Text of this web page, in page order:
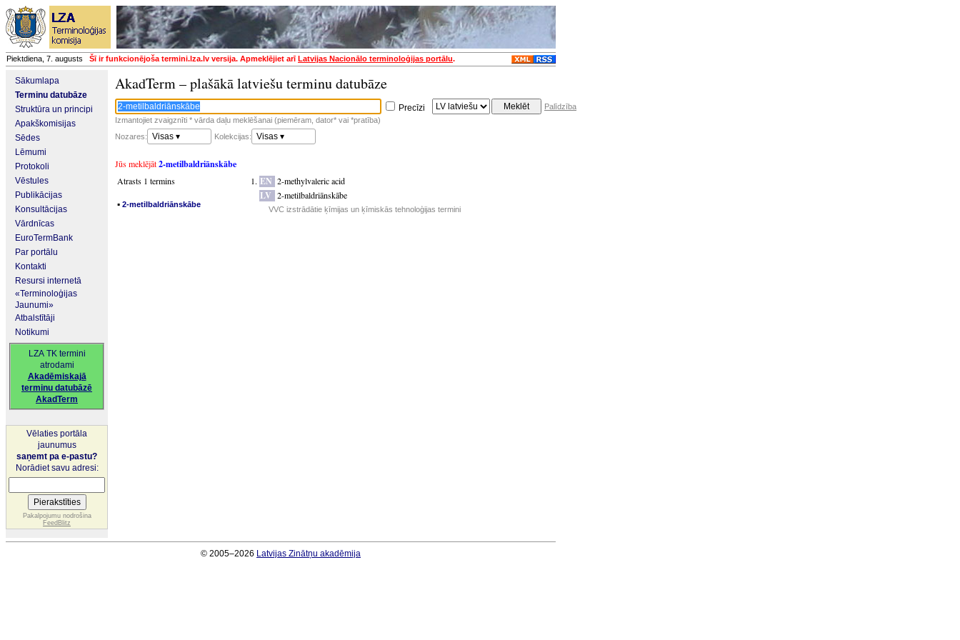
Piektdiena, 7. augusts Šī ir funkcionējoša termini.lza.lv versija. Apmeklējiet arīLatvijas Nacionālo terminoloģijas portālu.
Sākumlapa
Terminu datubāze
Struktūra un principi
Apakškomisijas
Sēdes
Lēmumi
Protokoli
Vēstules
Publikācijas
Konsultācijas
Vārdnīcas
EuroTermBank
Par portālu
Kontakti
Resursi internetā
«Terminoloģijas
Jaunumi»
Atbalstītāji
Notikumi
LZA TK termini
atrodami
Akadēmiskajā
terminu datubāzē
AkadTerm
Vēlaties portāla
jaunumus
saņemt pa e-pastu?
Norādiet savu adresi:
Pakalpojumu nodrošina
FeedBlitz
AkadTerm – plašākā latviešu terminu datubāze
Precīzi
Palīdzība
Izmantojiet zvaigznīti * vārda daļu meklēšanai (piemēram, dator* vai *pratība)
Nozares:
Visas ▾ Kolekcijas: Visas ▾
Jūs meklējāt2-metilbaldriānskābe
Atrasts 1 termins
▪ 2-metilbaldriānskābe
EN 2-methylvaleric acid
LV 2-metilbaldriānskābe
VVC izstrādātie ķīmijas un ķīmiskās tehnoloģijas termini
© 2005–2026 Latvijas Zinātņu akadēmija